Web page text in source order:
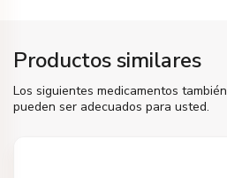
Productos similares
Los siguientes medicamentos también
pueden ser adecuados para usted.